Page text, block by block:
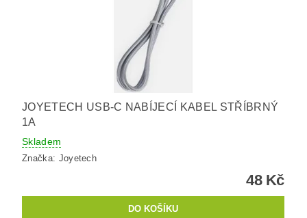
JOYETECH USB-C NABÍJECÍ KABEL STŘÍBRNÝ
1A
Skladem
Značka: Joyetech
48 Kč